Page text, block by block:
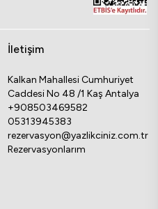
İletişim
Kalkan Mahallesi Cumhuriyet
Caddesi No 48 /1 Kaş Antalya
+908503469582
05313945383
rezervasyon@yazlikciniz.com.tr
Rezervasyonlarım